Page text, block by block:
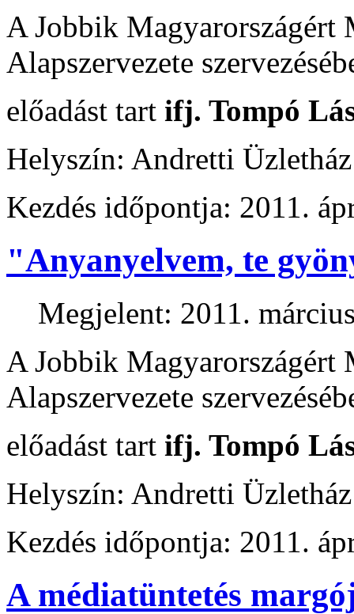
A Jobbik Magyarországért
Alapszervezete
előadást tart ifj. Tompó
Helyszín: Andretti
Kezdés időpontja: 2011.
"Anyanyelvem, te
Megjelent: 2011.
A Jobbik Magyarországért
Alapszervezete
előadást tart ifj. Tompó
Helyszín: Andretti
Kezdés időpontja: 2011.
A médiatüntetés